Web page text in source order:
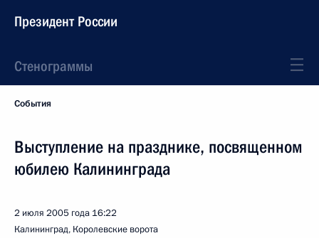
Президент России
Стенограммы
События
Выступление на празднике, посвященном
юбилею Калининграда
2 июля 2005 года 16:22
Калининград, Королевские ворота